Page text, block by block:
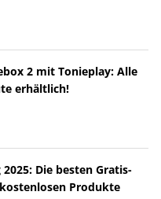
2 mit Tonieplay: Alle
erhältlich!
Die besten Gratis-
Produkte